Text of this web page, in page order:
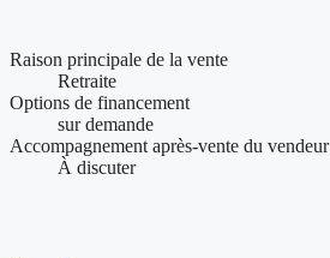
Raison principale de la vente
Retraite
Options de financement
sur demande
Accompagnement après-vente du vendeur
À discuter